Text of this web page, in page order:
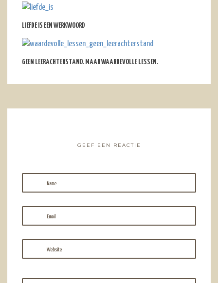
LIEFDE IS EEN WERKWOORD
GEEN LEERACHTERSTAND. MAAR WAARDEVOLLE LESSEN.
GEEF EEN REACTIE
Name
Email
Website